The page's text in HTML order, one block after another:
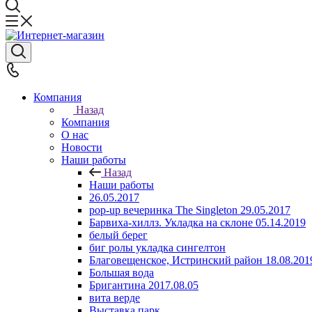
Компания
Назад
Компания
О нас
Новости
Наши работы
Назад
Наши работы
26.05.2017
pop-up вечеринка The Singleton 29.05.2017
Барвиха-хиллз. Укладка на склоне 05.14.2019
белый берег
биг ролы укладка сингелтон
Благовещенское, Истринский район
Большая вода
Бригантина 2017.08.05
вита верде